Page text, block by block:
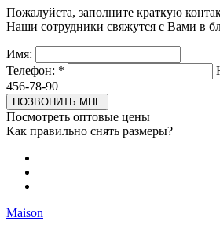
Пожалуйста, заполните краткую
Наши сотрудники свяжутся с Вами в
Имя:
Телефон: *
456-78-90
Посмотреть оптовые цены
Как правильно снять размеры?
Maison